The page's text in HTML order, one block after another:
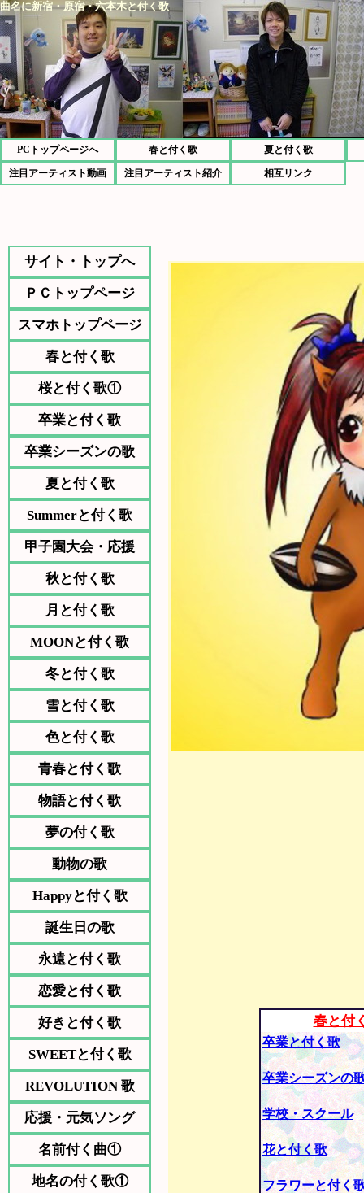
曲名に新宿・原宿・六本木と付く歌
PCトップページへ 春と付く歌 夏と付く歌
注目アーティスト動画 注目アーティスト紹介 相互リンク
サイト・トップへ
ＰＣトップページ
スマホトップページ
春と付く歌
桜と付く歌①
卒業と付く歌
卒業シーズンの歌
夏と付く歌
Summerと付く歌
甲子園大会・応援
秋と付く歌
月と付く歌
MOONと付く歌
冬と付く歌
雪と付く歌
色と付く歌
青春と付く歌
物語と付く歌
夢の付く歌
動物の歌
Happyと付く歌
誕生日の歌
永遠と付く歌
恋愛と付く歌
好きと付く歌
SWEETと付く歌
REVOLUTION 歌
応援・元気ソング
名前付く曲①
地名の付く歌①
春と付
卒業と付く歌
卒業シーズンの
学校・スクール
花と付く歌
フラワーと付く